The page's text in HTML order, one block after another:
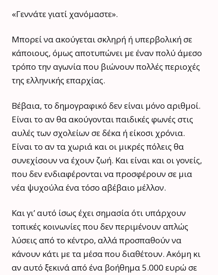
«Γεννάτε γιατί χανόμαστε».
Μπορεί να ακούγεται σκληρή ή υπερβολική σε
κάποιους, όμως αποτυπώνει με έναν πολύ άμεσο
τρόπο την αγωνία που βιώνουν πολλές περιοχές
της ελληνικής επαρχίας.
Βέβαια, το δημογραφικό δεν είναι μόνο αριθμοί.
Είναι το αν θα ακούγονται παιδικές φωνές στις
αυλές των σχολείων σε δέκα ή είκοσι χρόνια.
Είναι το αν τα χωριά και οι μικρές πόλεις θα
συνεχίσουν να έχουν ζωή. Και είναι και οι γονείς,
που δεν ενδιαφέρονται να προσφέρουν σε μια
νέα ψυχούλα ένα τόσο αβέβαιο μέλλον.
Και γι’ αυτό ίσως έχει σημασία ότι υπάρχουν
τοπικές κοινωνίες που δεν περιμένουν απλώς
λύσεις από το κέντρο, αλλά προσπαθούν να
κάνουν κάτι με τα μέσα που διαθέτουν. Ακόμη κι
αν αυτό ξεκινά από ένα βοήθημα 5.000 ευρώ σε